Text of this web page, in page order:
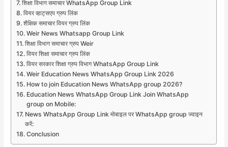
शिक्षा विभाग समाचार WhatsApp Group Link
वियर व्हाट्सएप ग्रुप लिंक
शैक्षिक समाचार वियर ग्रुप लिंक
Weir News Whatsapp Group Link
शिक्षा विभाग समाचार ग्रुप Weir
वियर शिक्षा समाचार ग्रुप लिंक
वियर सरकार शिक्षा ग्रुप विभाग WhatsApp Group Link
Weir Education News WhatsApp Group Link 2026
How to join Education News WhatsApp group 2026?
Education News WhatsApp Group Link Join WhatsApp
group on Mobile:
News WhatsApp Group Link मोबाइल पर WhatsApp group ज्वाइन
करें:
Conclusion